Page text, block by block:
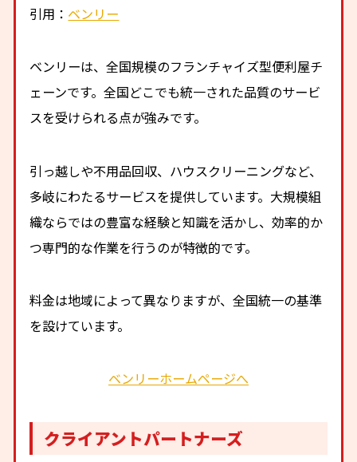
引用： ベンリー
ベンリーは、全国規模のフランチャイズ型便利屋チ
ェーンです。全国どこでも統一された品質のサービ
スを受けられる点が強みです。
引っ越しや不用品回収、ハウスクリーニングなど、
多岐にわたるサービスを提供しています。大規模組
織ならではの豊富な経験と知識を活かし、効率的か
つ専門的な作業を行うのが特徴的です。
料金は地域によって異なりますが、全国統一の基準
を設けています。
ベンリーホームページへ
クライアントパートナーズ